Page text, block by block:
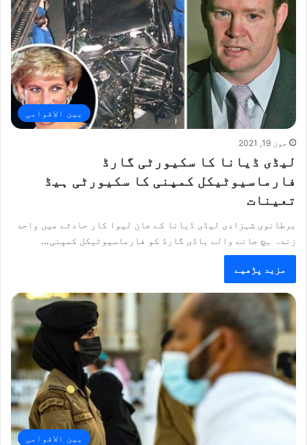
بین الاقوامی
جون 19, 2021
لیڈی ڈیانا کا سکیورٹی گارڈ
فارماسیوٹیکل کمپنی کا سکیورٹی ہیڈ
تعینات
برطانوی شہزادی لیڈی ڈیانا کے جان لیوا کار حادثے میں واحد
زندہ بچ جانے والے باڈی گارڈ کو فارماسیوٹیکل کمپنی…
مزید پڑھیے
بین الاقوامی